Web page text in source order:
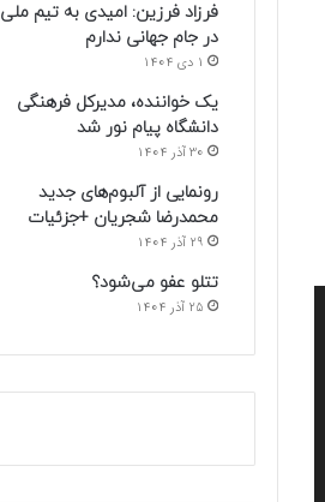
فرزاد فرزین: امیدی به تیم ملی
در جام جهانی ندارم
1 دی 1404
یک خواننده، مدیرکل فرهنگی
دانشگاه پیام نور شد
30 آذر 1404
رونمایی از آلبوم‌های جدید
محمدرضا شجریان +جزئیات
29 آذر 1404
تتلو عفو می‌شود؟
25 آذر 1404